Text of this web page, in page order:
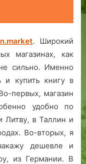
. Широкий
магазинах, как
сильно. Именно
и купить книгу в
первых, магазин
удобно по
Литву, в Таллин и
Во-вторых, я
дешевле и
из Германии. В